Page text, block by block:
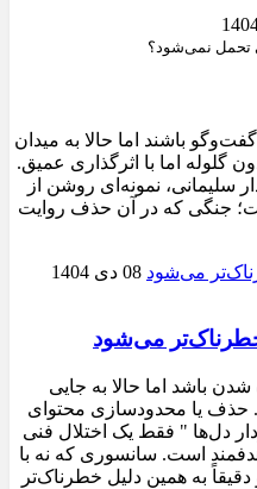
تحمل نمی‌شود؟
باشند اما حالا به میدان
گلوله اما با اثرگذاری عمیق.
سلیمانی، نمونه‌ای روشن از
جنگی که در آن حذف روایت
08 دی 1404
می‌شود
شدن باشد اما حالا به جایی
حذف یا محدودسازی محتوای
دل‌ها " فقط یک اختلال فنی
است. سانسوری که نه با
به همین دلیل خطرناک‌تر